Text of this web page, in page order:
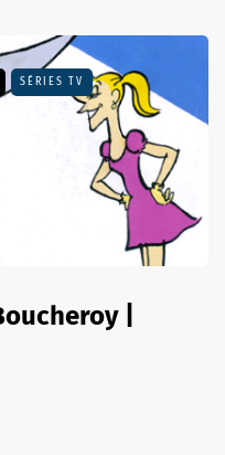
SÉRIES TV
|